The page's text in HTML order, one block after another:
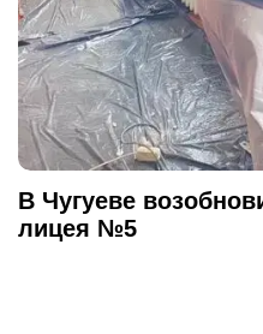
В Чугуеве
лицея №5